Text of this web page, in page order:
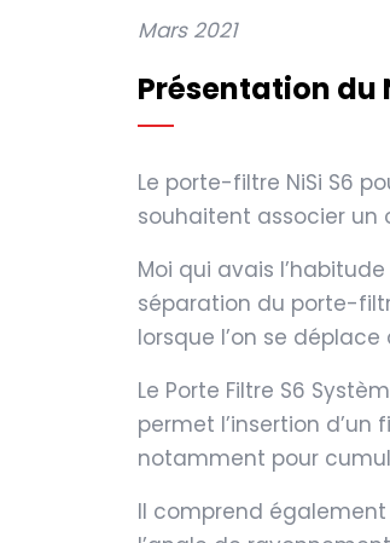
Mars 2021
Présentation du
Le porte-filtre NiSi S6
souhaitent associer
Moi qui avais
séparation du porte-
lorsque l’on se
Le Porte Filtre S6
permet l’insertion d’un
notamment pour
Il comprend